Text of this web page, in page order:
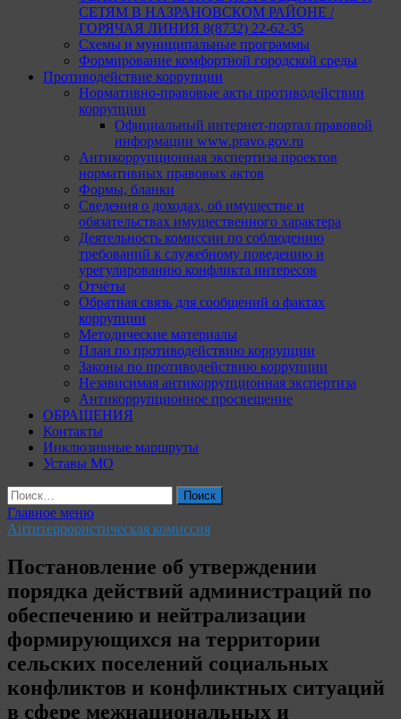
СЕТЯМ В НАЗРАНОВСКОМ РАЙОНЕ /
ГОРЯЧАЯ ЛИНИЯ 8(8732) 22-62-35
Схемы и муниципальные программы
Формирование комфортной городской среды
Противодействие коррупции
Нормативно-правовые акты противодействии
коррупции
Официальный интернет-портал правовой
информации www.pravo.gov.ru
Антикоррупционная экспертиза проектов
нормативных правовых актов
Формы, бланки
Сведения о доходах, об имуществе и
обязательствах имущественного характера
Деятельность комиссии по соблюдению
требований к служебному поведению и
урегулированию конфликта интересов
Отчёты
Обратная связь для сообщений о фактах
коррупции
Методические материалы
План по противодействию коррупции
Законы по противодействию коррупции
Независимая антикоррупционная экспертиза
Антикоррупционное просвещение
ОБРАЩЕНИЯ
Контакты
Инклюзивные маршруты
Уставы МО
Найти:
Главное меню
Антитеррористическая комиссия
Постановление об утверждении
порядка действий администраций по
обеспечению и нейтрализации
формирующихся на территории
сельских поселений социальных
конфликтов и конфликтных ситуаций
в сфере межнациональных и